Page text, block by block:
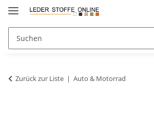
Zurück zur Liste Auto & Motorrad